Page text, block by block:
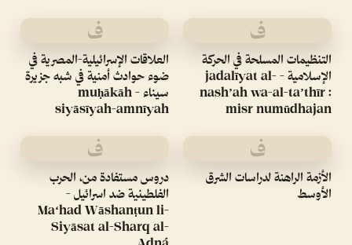
ف
التنظيمات المسلحة في الحركة
الإسلامية - jadalīyat al-
nashʼah wa-al-taʼthīr :
misr numūdhajan
ف
العلاقات الإسرائيلية-المصرية في
ضوء حوادث أمنية في شبه جزيرة
سيناء - muḥākāh
siyāsīyah-amnīyah
ف
الأزمة الراهنة لدراسات الشرق
الأوسط
ف
دروس مستفادة من، الحرب
الفلطينية ضد اسرائيل -
Maʻhad Wāshanṭun li-
Siyāsat al-Sharq al-